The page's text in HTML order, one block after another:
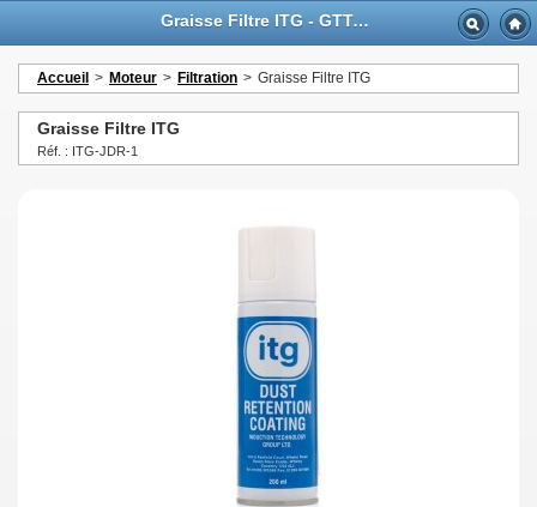
Graisse Filtre ITG - GTTurbo-online
Accueil > Moteur > Filtration > Graisse Filtre ITG
Graisse Filtre ITG
Réf. : ITG-JDR-1